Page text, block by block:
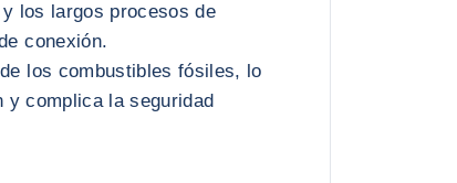
los largos procesos de
conexión.
los combustibles fósiles, lo
y complica la seguridad